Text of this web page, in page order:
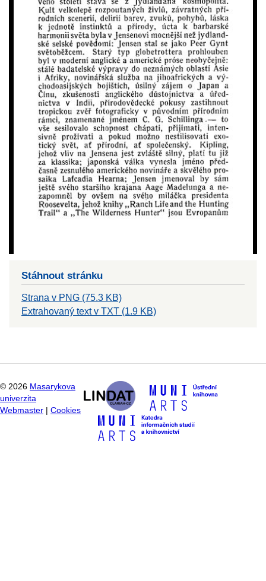
Stáhnout stránku
Strana v PNG (75.3 KB)
Extrahovaný text v TXT (1.9 KB)
© 2026 Masarykova
univerzita
Webmaster
Cookies